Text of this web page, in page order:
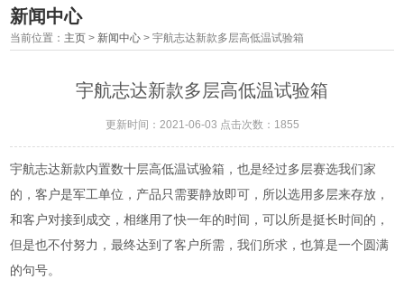
新闻中心
当前位置： 主页 > 新闻中心 > 宇航志达新款多层高低温试验箱
宇航志达新款多层高低温试验箱
更新时间：2021-06-03 点击次数：1855
宇航志达新款内置数十层高低温试验箱，也是经过多层赛选我们家
的，客户是军工单位，产品只需要静放即可，所以选用多层来存放，
和客户对接到成交，相继用了快一年的时间，可以所是挺长时间的，
但是也不付努力，最终达到了客户所需，我们所求，也算是一个圆满
的句号。